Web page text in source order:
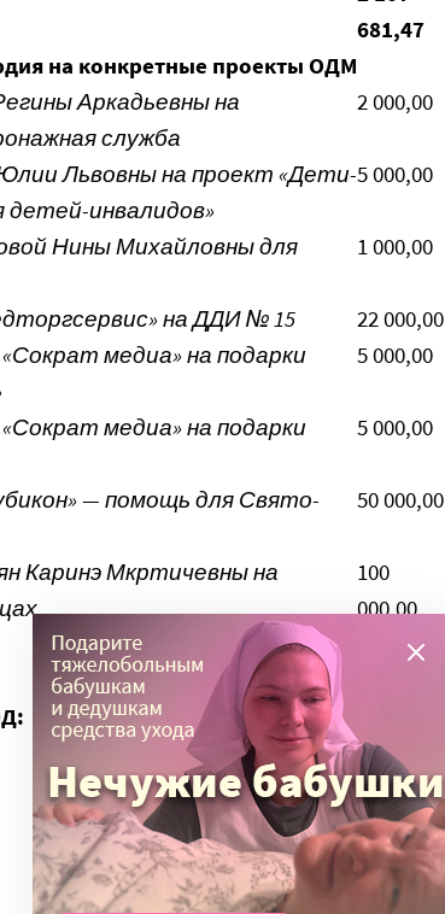
681,47
на конкретные проекты ОДМ
Аркадьевны на
служба
2 000,00
Львовны на проект «Дети-
инвалидов»
5 000,00
Нины Михайловны для
1 000,00
на ДДИ № 15
22 000,00
медиа» на подарки
5 000,00
медиа» на подарки
5 000,00
— помощь для Свято-
50 000,00
Каринэ Мкртичевны на
100
000,00
681,47
Сумма
(руб.)